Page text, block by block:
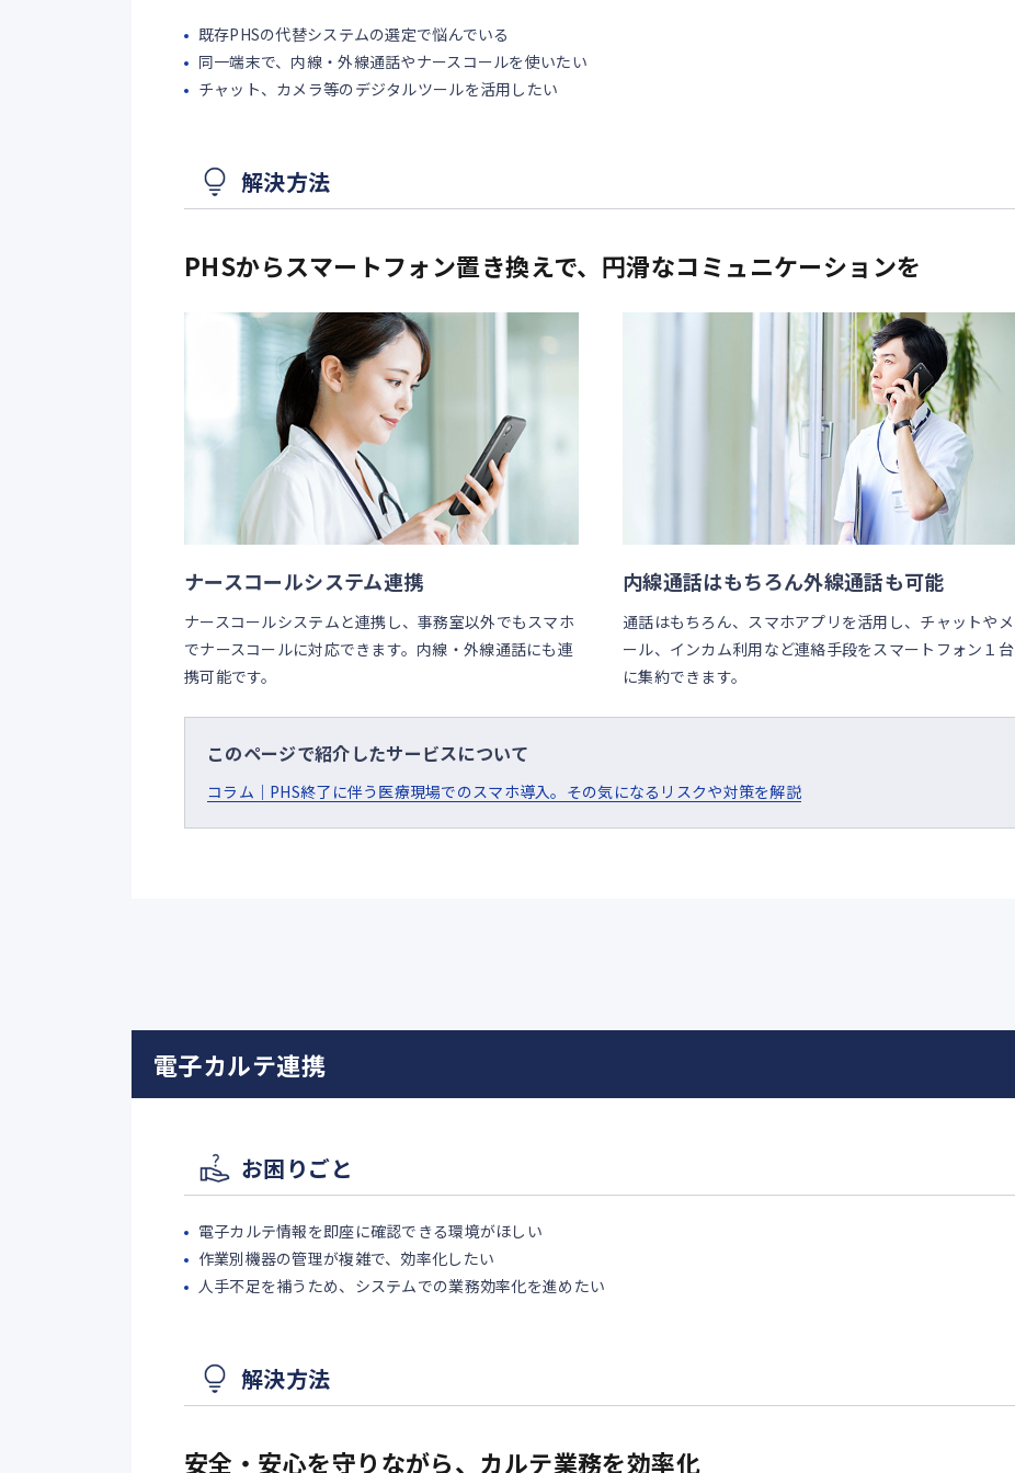
既存PHSの代替システムの選定で悩んでいる
同一端末で、内線・外線通話やナースコールを使いたい
チャット、カメラ等のデジタルツールを活用したい
解決方法
PHSからスマートフォン置き換えで、円滑なコミュニケーションを
ナースコールシステム連携
ナースコールシステムと連携し、事務室以外でもスマホ
でナースコールに対応できます。内線・外線通話にも連
携可能です。
内線通話はもちろん外線通話も可能
通話はもちろん、スマホアプリを活用し、チャットやメ
ール、インカム利用など連絡手段をスマートフォン１台
に集約できます。
このページで紹介したサービスについて
コラム｜PHS終了に伴う医療現場でのスマホ導入。その気になるリスクや対策を解説
電子カルテ連携
お困りごと
電子カルテ情報を即座に確認できる環境がほしい
作業別機器の管理が複雑で、効率化したい
人手不足を補うため、システムでの業務効率化を進めたい
解決方法
安全・安心を守りながら、カルテ業務を効率化